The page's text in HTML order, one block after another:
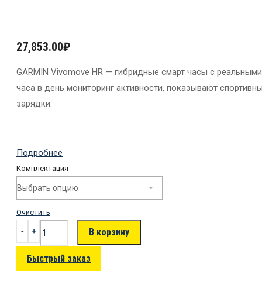
27,853.00₽
GARMIN Vivomove HR — гибридные смарт часы с
часа в день мониторинг активности, показывают
зарядки.
Подробнее
Комплектация
Очистить
В корзину
Быстрый заказ